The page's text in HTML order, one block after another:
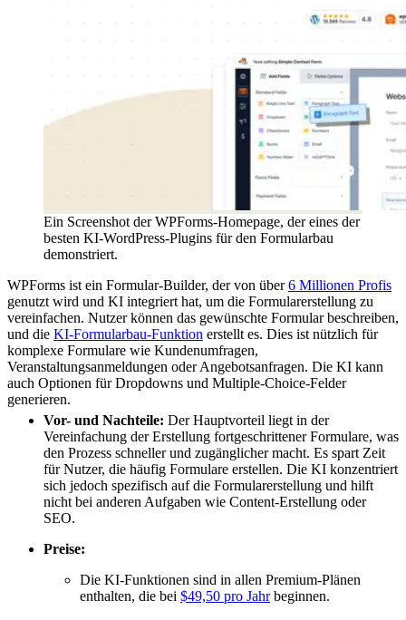
Ein Screenshot der WPForms-Homepage, der eines der
besten KI-WordPress-Plugins für den Formularbau
demonstriert.
WPForms ist ein Formular-Builder, der von über6 Millionen Profis
genutzt wird und KI integriert hat, um die Formularerstellung zu
vereinfachen. Nutzer können das gewünschte Formular beschreiben,
und die KI-Formularbau-Funktion erstellt es. Dies ist nützlich für
komplexe Formulare wie Kundenumfragen,
Veranstaltungsanmeldungen oder Angebotsanfragen. Die KI kann
auch Optionen für Dropdowns und Multiple-Choice-Felder
generieren.
Vor- und Nachteile: Der Hauptvorteil liegt in der
Vereinfachung der Erstellung fortgeschrittener Formulare, was
den Prozess schneller und zugänglicher macht. Es spart Zeit
für Nutzer, die häufig Formulare erstellen. Die KI konzentriert
sich jedoch spezifisch auf die Formularerstellung und hilft
nicht bei anderen Aufgaben wie Content-Erstellung oder
SEO.
Preise:
Die KI-Funktionen sind in allen Premium-Plänen
enthalten, die bei $49,50 pro Jahrbeginnen.